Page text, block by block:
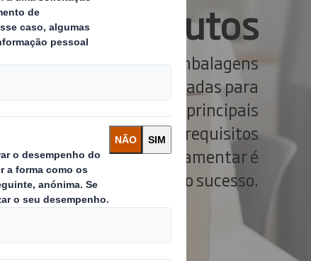
dos produtos
clientes no setor das embalagens
de papel adequadas para
é uma das nossas principais
como equilibramos os requisitos
a conformidade regulamentar é
fundamental para o nosso sucesso.